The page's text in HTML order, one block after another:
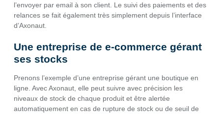
l’envoyer par email à son client. Le suivi des paiements et des
relances se fait également très simplement depuis l’interface
d’Axonaut.
Une entreprise de e-commerce gérant
ses stocks
Prenons l’exemple d’une entreprise gérant une boutique en
ligne. Avec Axonaut, elle peut suivre avec précision les
niveaux de stock de chaque produit et être alertée
automatiquement en cas de rupture de stock ou de seuil de